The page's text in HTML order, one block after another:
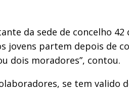
da sede de concelho
jovens partem depois de
dois moradores”, contou.
se tem valido